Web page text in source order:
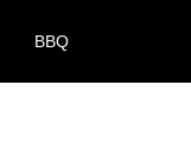
BBQ